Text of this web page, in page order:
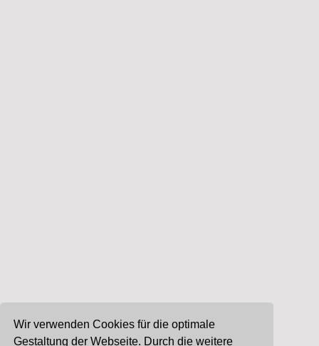
Wir verwenden Cookies für die optimale
Gestaltung der Webseite. Durch die weitere